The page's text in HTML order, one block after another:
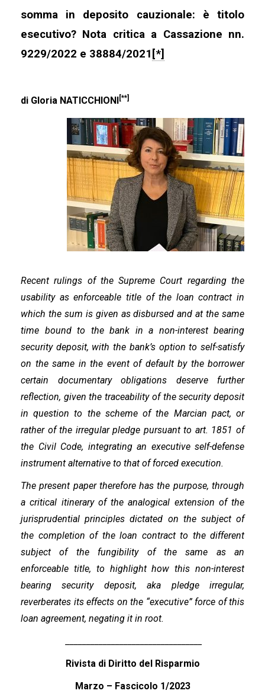
somma in deposito cauzionale: è titolo
esecutivo? Nota critica a Cassazione nn.
9229/2022 e 38884/2021 [*]
di Gloria NATICCHIONI[**]
Recent rulings of the Supreme Court regarding the
usability as enforceable title of the loan contract in
which the sum is given as disbursed and at the same
time bound to the bank in a non-interest bearing
security deposit, with the bank’s option to self-satisfy
on the same in the event of default by the borrower
certain documentary obligations deserve further
reflection, given the traceability of the security deposit
in question to the scheme of the Marcian pact, or
rather of the irregular pledge pursuant to art. 1851 of
the Civil Code, integrating an executive self-defense
instrument alternative to that of forced execution.
The present paper therefore has the purpose, through
a critical itinerary of the analogical extension of the
jurisprudential principles dictated on the subject of
the completion of the loan contract to the different
subject of the fungibility of the same as an
enforceable title, to highlight how this non-interest
bearing security deposit, aka pledge irregular,
reverberates its effects on the “executive” force of this
loan agreement, negating it in root.
Rivista di Diritto del Risparmio
Marzo – Fascicolo 1/2023